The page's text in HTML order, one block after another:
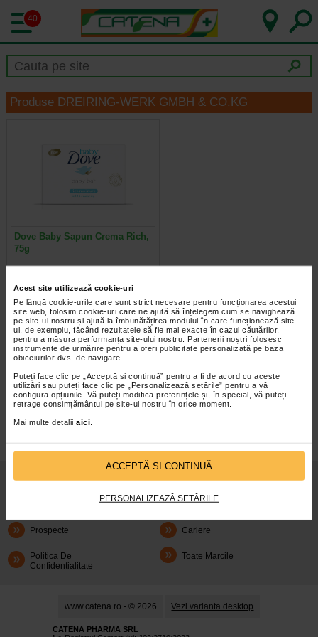
Acest site utilizează cookie-uri
Pe lângă cookie-urile care sunt strict necesare pentru funcționarea acestui
site web, folosim cookie-uri care ne ajută să înțelegem cum se navighează
pe site-ul nostru și ajută la îmbunătățirea modului în care funcționează site-
ul, de exemplu, făcând rezultatele să fie mai exacte în cazul căutărilor,
pentru a măsura performanța site-ului nostru. Partenerii noștri folosesc
instrumente de urmărire pentru a oferi publicitate personalizată pe baza
obiceiurilor dvs. de navigare.
Puteți face clic pe „Acceptă si continuă” pentru a fi de acord cu aceste
utilizări sau puteți face clic pe „Personalizează setările” pentru a vă
configura opțiunile. Vă puteți modifica preferințele și, în special, vă puteți
retrage consimțământul pe site-ul nostru în orice moment.
Mai multe detalii aici
ACCEPTĂ SI CONTINUĂ
PERSONALIZEAZĂ SETĂRILE
40
Produse DREIRING-WERK GMBH & CO.KG
Dove Baby Sapun Crema Rich,
75g
Baby Dove Rich Moisture ofera
pielii micutului tau ingrijirea…
infoline@catena.ro CallCenter
Despre Noi Oferte
Cum Rezerv
Prospecte Cariere
Politica De
Confidentialitate
Toate Marcile
www.catena.ro - © 2026 Vezi varianta desktop
CATENA PHARMA SRL